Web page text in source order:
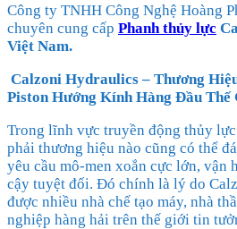
Công ty TNHH Công Nghệ Hoàng
chuyên cung cấp Phanh thủy lực
Việt Nam.
Calzoni Hydraulics – Thương
Piston Hướng Kính Hàng Đầu Thế
Trong lĩnh vực truyền động thủy
phải thương hiệu nào cũng có thể
yêu cầu mô-men xoắn cực lớn, vận
cậy tuyệt đối. Đó chính là lý do
được nhiều nhà chế tạo máy, nhà
nghiệp hàng hải trên thế giới tin